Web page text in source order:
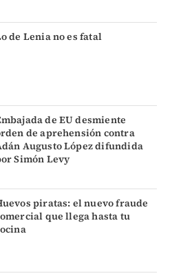
de Lenia no es fatal
de EU desmiente
de aprehensión contra
Augusto López difundida
Simón Levy
piratas: el nuevo fraude
que llega hasta tu